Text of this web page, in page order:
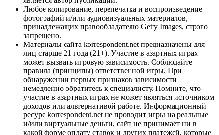
Любое копирование, перепечатка и воспроизведение
фотографий и/или аудиовизуальных материалов,
принадлежащих правообладателю Getty Images, строго
запрещено.
Материалы сайта korrespondent.net предназначены для
лиц старше 21 года (21+). Участие в азартных играх
может вызвать игровую зависимость. Соблюдайте
правила (принципы) ответственной игры. При
обнаружении первых признаков зависимости
немедленно обратитесь к специалисту. Помните, что
участие в азартных играх не может являться источником
доходов или альтернативой работе. Информационный
ресурс korrespondent.net не проводит игры на реальные
и/или виртуальные деньги, сайт не принимает ни в
какой форме оплату ставок и других платежей, которые